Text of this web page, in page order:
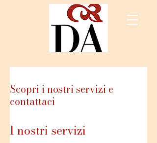
Scopri i nostri servizi e
contattaci
I nostri servizi